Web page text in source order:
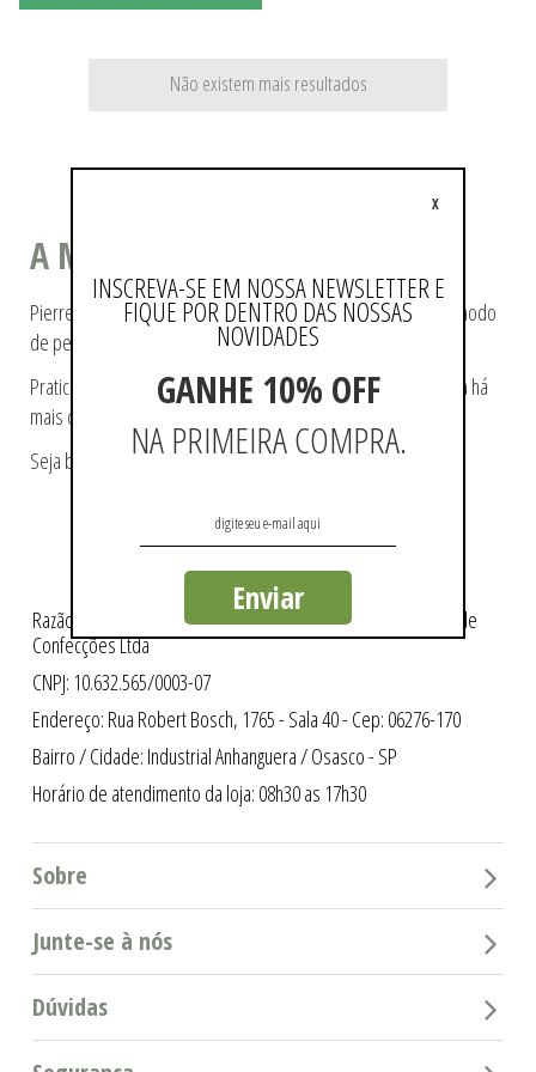
Não existem mais resultados
A MODA COMO ESTILO DE VIDA
Pierre Cardin ajudou a tecer a história da moda, pioneiro no modo
de pensá-la e de reproduzi-la.
Praticidade e modernidade fazem parte da essência da marca há
mais de 60 anos.
Seja bem-vindo a loja oficial Pierre Cardin no Brasil.
Razão Social: Intergriffes São Cristóvão Indústria e Comércio de
Confecções Ltda
CNPJ: 10.632.565/0003-07
Endereço: Rua Robert Bosch, 1765 - Sala 40 - Cep: 06276-170
Bairro / Cidade: Industrial Anhanguera / Osasco - SP
Horário de atendimento da loja: 08h30 as 17h30
Sobre
Junte-se à nós
Dúvidas
INSCREVA-SE EM NOSSA NEWSLETTER E
FIQUE POR DENTRO DAS NOSSAS
NOVIDADES
GANHE 10% OFF
NA PRIMEIRA COMPRA.
Enviar
X